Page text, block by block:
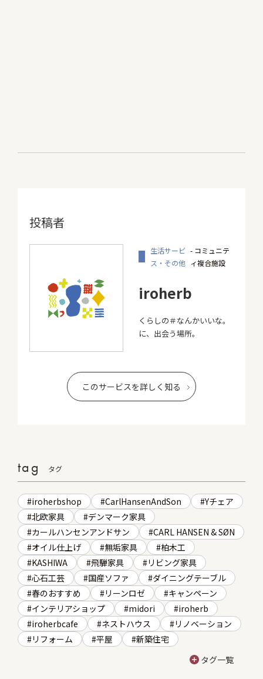
投稿者
iroherb
生活サービ
ス・その他
- コミュニテ
ィ複合施設
くらしの＃なんかいいな。
に、出会う場所。
このサービスを詳しく知る
tag タグ
iroherbshop CarlHansenAndSon
Yチェア
北欧家具
デンマーク家具
カールハンセンアンドサン
CARL HANSEN & SØN
オイル仕上げ
無垢家具
柏木工
KASHIWA
飛騨家具
リビング家具
心石工芸
国産ソファ
ダイニングテーブル
春のおすすめ
リーンロゼ
キャンペーン
インテリアショップ
midori
iroherb
iroherbcafe
ネストハウス
リノベーション
リフォーム
平屋
新築住宅
タグ一覧